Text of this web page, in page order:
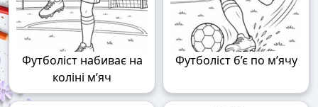
Футболіст набиває на
коліні м’яч
Футболіст б’є по м’ячу